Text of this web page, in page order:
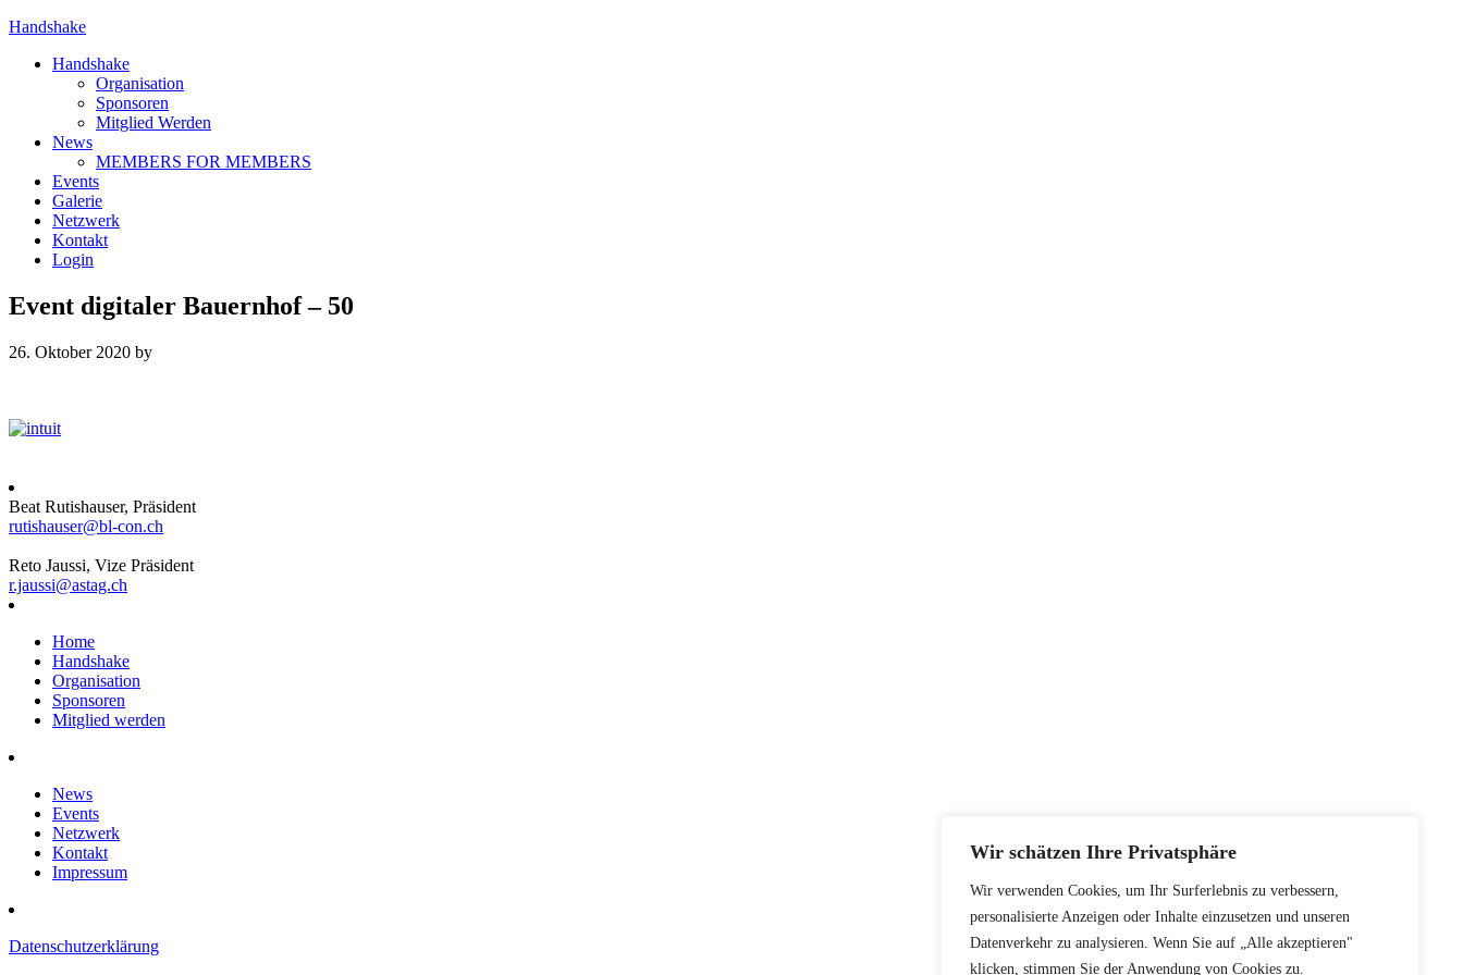
Wir schätzen Ihre Privatsphäre
Wir verwenden Cookies, um Ihr Surferlebnis zu verbessern,
personalisierte Anzeigen oder Inhalte einzusetzen und unseren
Datenverkehr zu analysieren. Wenn Sie auf „Alle akzeptieren"
klicken, stimmen Sie der Anwendung von Cookies zu.
Handshake
Handshake
Organisation
Sponsoren
Mitglied Werden
News
MEMBERS FOR MEMBERS
Events
Galerie
Netzwerk
Kontakt
Login
Event digitaler Bauernhof – 50
26. Oktober 2020 by
Beat Rutishauser, Präsident
rutishauser@bl-con.ch
Reto Jaussi, Vize Präsident
r.jaussi@astag.ch
Home
Handshake
Organisation
Sponsoren
Mitglied werden
News
Events
Netzwerk
Kontakt
Impressum
Datenschutzerklärung